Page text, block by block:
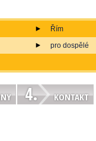
Řím
pro dospělé
4. KONTAKT